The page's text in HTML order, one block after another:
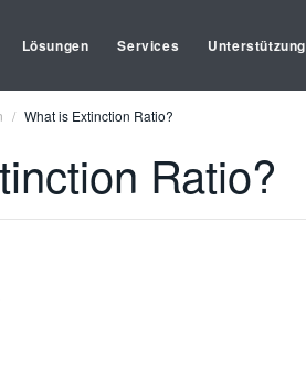
Lösungen Services Unterstützung
What is Extinction Ratio?
Ratio?